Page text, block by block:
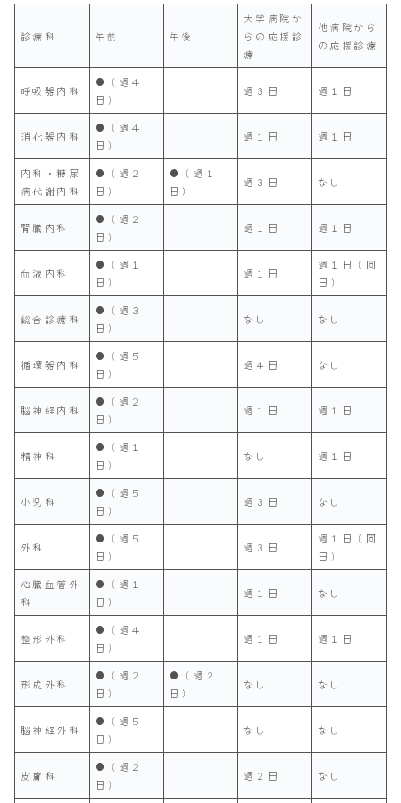
診療科 午前 午後
大学病院か
らの応援診
療
他病院から
の応援診療
呼吸器内科
●（週４
日）
週３日 週１日
消化器内科
●（週４
日）
週１日 週１日
内科・糖尿
病代謝内科
●（週２
日）
●（週１
日）
週３日 なし
腎臓内科
●（週２
日）
週１日 週１日
血液内科
●（週１
日）
週１日
週１日（同
日）
総合診療科
●（週３
日）
なし なし
循環器内科
●（週５
日）
週４日 なし
脳神経内科
●（週２
日）
週１日 週１日
精神科
●（週１
日）
なし 週１日
小児科
●（週５
日）
週３日 なし
外科
●（週５
日）
週３日
週１日（同
日）
心臓血管外
科
●（週１
日）
週１日 なし
整形外科
●（週４
日）
週１日 週１日
形成外科
●（週２
日）
●（週２
日）
なし なし
脳神経外科
●（週５
日）
なし なし
皮膚科
●（週２
日）
週２日 なし